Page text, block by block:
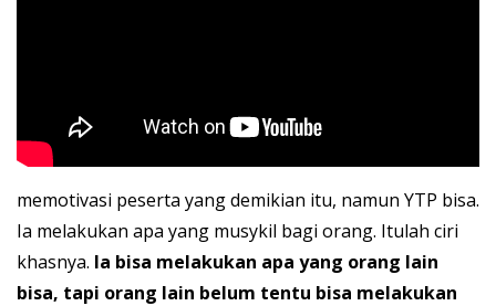
memotivasi peserta yang demikian itu, namun YTP bisa.
Ia melakukan apa yang musykil bagi orang. Itulah ciri
khasnya. Ia bisa melakukan apa yang orang lain
bisa, tapi orang lain belum tentu bisa melakukan